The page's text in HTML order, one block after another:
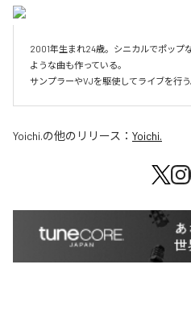
2001年生まれ24歳。シニカルでポップ
ような曲も作っている。
サンプラーやVJを駆使してライブを行う
Yoichi.の他のリリース： Yoichi.